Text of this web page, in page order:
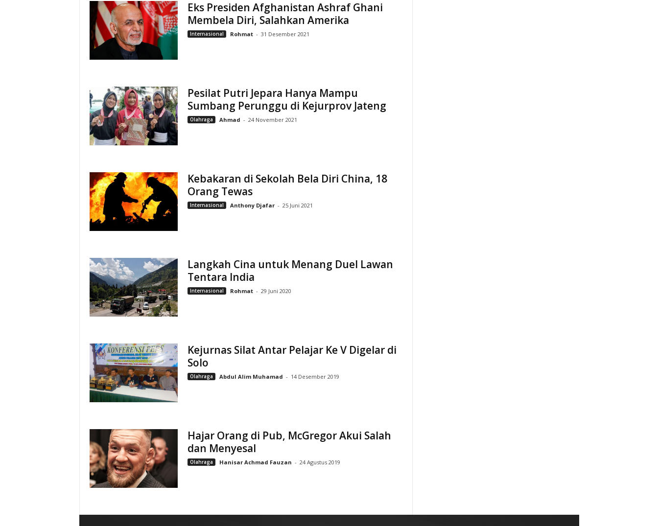
Eks Presiden Afghanistan Ashraf Ghani
Membela Diri, Salahkan Amerika
Internasional Rohmat - 31 Desember 2021
Pesilat Putri Jepara Hanya Mampu
Sumbang Perunggu di Kejurprov Jateng
Olahraga Ahmad - 24 November 2021
Kebakaran di Sekolah Bela Diri China, 18
Orang Tewas
Internasional Anthony Djafar - 25 Juni 2021
Langkah Cina untuk Menang Duel Lawan
Tentara India
Internasional Rohmat - 29 Juni 2020
Kejurnas Silat Antar Pelajar Ke V Digelar di
Solo
Olahraga Abdul Alim Muhamad - 14 Desember 2019
Hajar Orang di Pub, McGregor Akui Salah
dan Menyesal
Olahraga Hanisar Achmad Fauzan - 24 Agustus 2019